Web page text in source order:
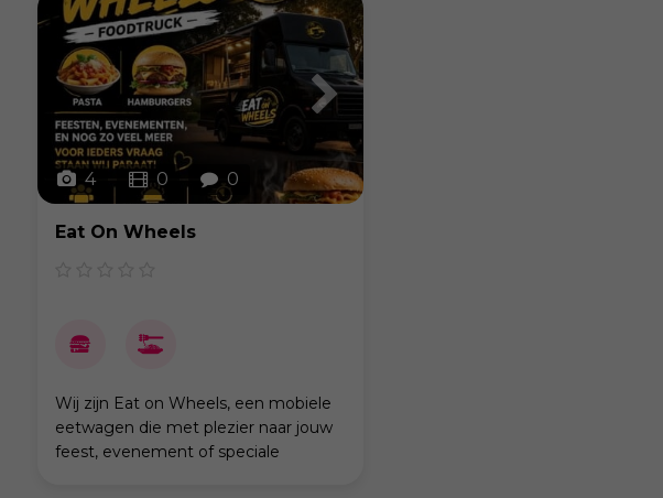
4 0 0
Eat On Wheels
Wij zijn Eat on Wheels, een mobiele
eetwagen die met plezier naar jouw
feest, evenement of speciale